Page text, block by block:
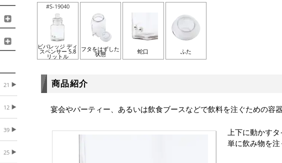
21
12
39
25
#S-19040
ビバレッジ ディ
スペンサー 5.8
リットル
フタをはずした
状態 蛇口 ふた
商品紹介
宴会やパーティー、あるいは飲食ブースなどで飲料を注ぐための容器
上下に動かす
単に飲み物を注